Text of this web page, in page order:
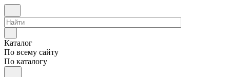
Каталог
По всему сайту
По каталогу